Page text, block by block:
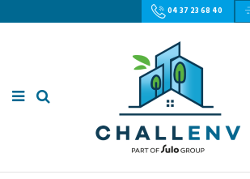
04 37 23 68 40